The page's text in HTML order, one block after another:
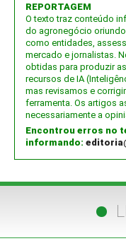
REPORTAGEM
O texto traz conteúdo
do agronegócio
como entidades,
mercado e jornalistas.
obtidas para produzir
recursos de IA
mas revisamos e
ferramenta. Os artigos
necessariamente a
Encontrou erros no
informando: